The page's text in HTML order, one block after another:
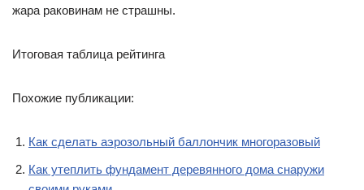
жара раковинам не страшны.
Итоговая таблица рейтинга
Похожие публикации:
Как сделать аэрозольный баллончик многоразовый
Как утеплить фундамент деревянного дома снаружи